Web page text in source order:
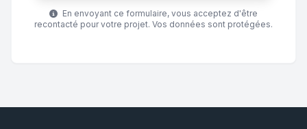
En envoyant ce formulaire, vous acceptez d'être
recontacté pour votre projet. Vos données sont protégées.